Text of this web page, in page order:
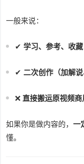
一般来说：
✔ 学习、参考、收藏
✔ 二次创作（加解说
❌ 直接搬运原视频商
如果你是做内容的，一
懂。